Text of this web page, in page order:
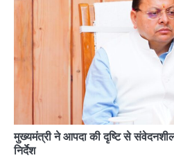
मुख्यमंत्री ने आपदा की दृष्टि से संवेदनशील
निर्देश